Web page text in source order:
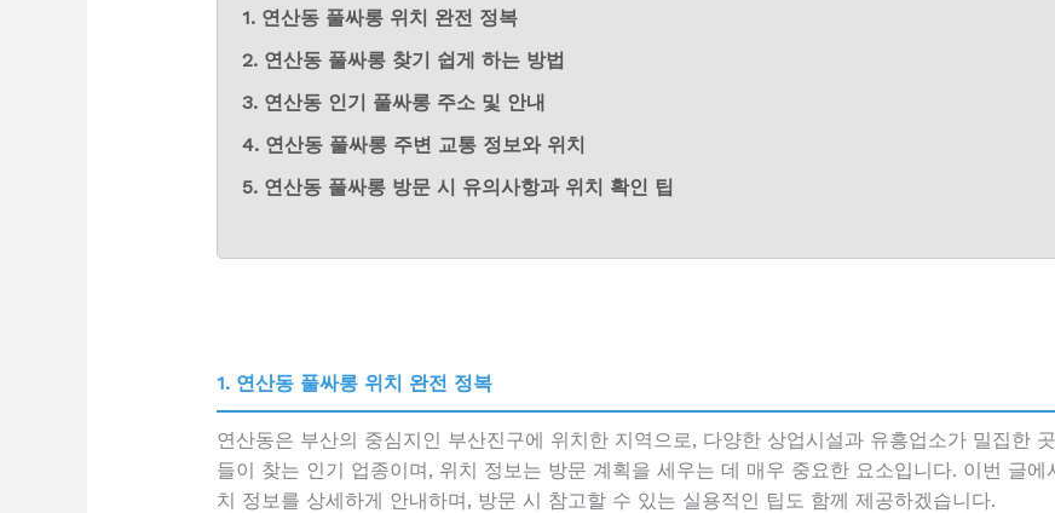
1. 연산동 풀싸롱 위치 완전 정복
2. 연산동 풀싸롱 찾기 쉽게 하는 방법
3. 연산동 인기 풀싸롱 주소 및 안내
4. 연산동 풀싸롱 주변 교통 정보와 위치
5. 연산동 풀싸롱 방문 시 유의사항과 위치 확인 팁
1. 연산동 풀싸롱 위치 완전 정복
연산동은 부산의 중심지인 부산진구에 위치한 지역으로, 다양한 상업시설과 유흥업소가 밀집한
들이 찾는 인기 업종이며, 위치 정보는 방문 계획을 세우는 데 매우 중요한 요소입니다. 이번 글
치 정보를 상세하게 안내하며, 방문 시 참고할 수 있는 실용적인 팁도 함께 제공하겠습니다.